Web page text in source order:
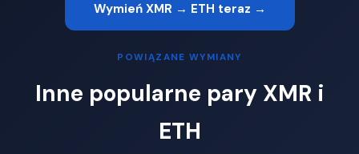
Wymień XMR → ETH teraz →
POWIĄZANE WYMIANY
Inne popularne pary XMR i
ETH